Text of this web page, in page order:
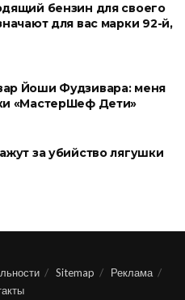
бензин для своего
для вас марки 92-й,
Йоши Фудзивара: меня
«МастерШеф Дети»
за убийство лягушки
Sitemap
Реклама